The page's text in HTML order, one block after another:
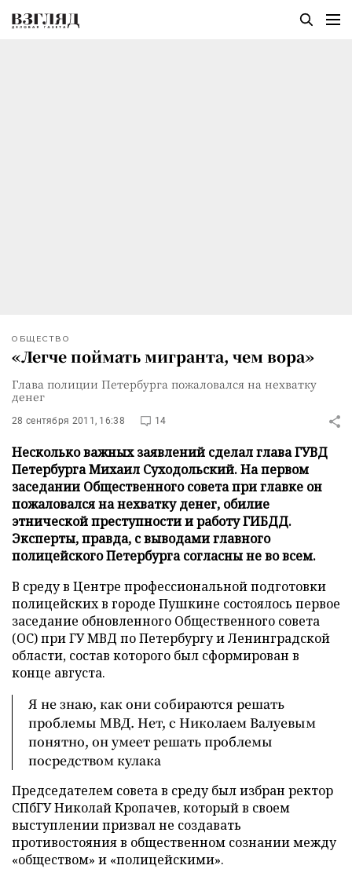
ОБЩЕСТВО
«Легче поймать мигранта, чем вора»
Глава полиции Петербурга пожаловался на нехватку
денег
28 сентября 2011, 16:38 14
Несколько важных заявлений сделал глава ГУВД
Петербурга Михаил Суходольский. На первом
заседании Общественного совета при главке он
пожаловался на нехватку денег, обилие
этнической преступности и работу ГИБДД.
Эксперты, правда, с выводами главного
полицейского Петербурга согласны не во всем.
В среду в Центре профессиональной подготовки
полицейских в городе Пушкине состоялось первое
заседание обновленного Общественного совета
(ОС) при ГУ МВД по Петербургу и Ленинградской
области, состав которого был сформирован в
конце августа.
Я не знаю, как они собираются решать
проблемы МВД. Нет, с Николаем Валуевым
понятно, он умеет решать проблемы
посредством кулака
Председателем совета в среду был избран ректор
СПбГУ Николай Кропачев, который в своем
выступлении призвал не создавать
противостояния в общественном сознании между
«обществом» и «полицейскими».